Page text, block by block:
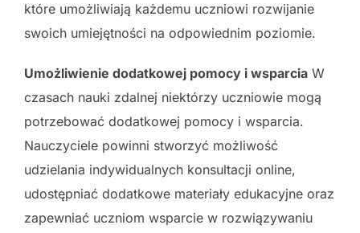
które umożliwiają każdemu uczniowi rozwijanie
swoich umiejętności na odpowiednim poziomie.
Umożliwienie dodatkowej pomocy i wsparcia W
czasach nauki zdalnej niektórzy uczniowie mogą
potrzebować dodatkowej pomocy i wsparcia.
Nauczyciele powinni stworzyć możliwość
udzielania indywidualnych konsultacji online,
udostępniać dodatkowe materiały edukacyjne oraz
zapewniać uczniom wsparcie w rozwiązywaniu